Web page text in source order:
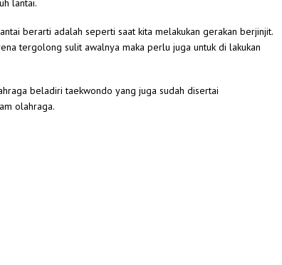
lantai.
berarti adalah seperti saat kita melakukan gerakan berjinjit.
tergolong sulit awalnya maka perlu juga untuk di lakukan
beladiri taekwondo yang juga sudah disertai
olahraga.